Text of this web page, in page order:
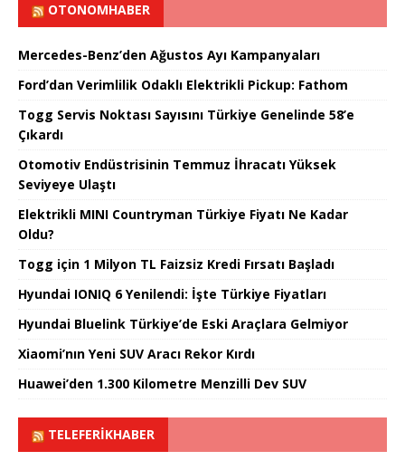
OTONOMHABER
Mercedes-Benz’den Ağustos Ayı Kampanyaları
Ford’dan Verimlilik Odaklı Elektrikli Pickup: Fathom
Togg Servis Noktası Sayısını Türkiye Genelinde 58’e
Çıkardı
Otomotiv Endüstrisinin Temmuz İhracatı Yüksek
Seviyeye Ulaştı
Elektrikli MINI Countryman Türkiye Fiyatı Ne Kadar
Oldu?
Togg için 1 Milyon TL Faizsiz Kredi Fırsatı Başladı
Hyundai IONIQ 6 Yenilendi: İşte Türkiye Fiyatları
Hyundai Bluelink Türkiye’de Eski Araçlara Gelmiyor
Xiaomi’nın Yeni SUV Aracı Rekor Kırdı
Huawei’den 1.300 Kilometre Menzilli Dev SUV
TELEFERIKHABER